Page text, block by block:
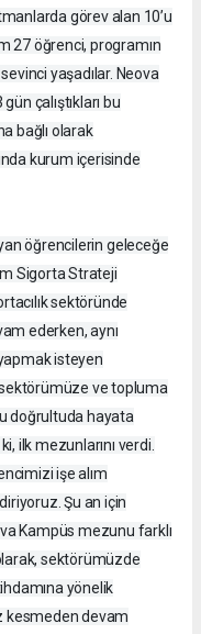
görev alan 10’u
27 öğrenci, programın
yaşadılar. Neova
çalıştıkları bu
bağlı olarak
kurum içerisinde
öğrencilerin geleceğe
Sigorta Strateji
sektöründe
ederken, aynı
isteyen
ve topluma
doğrultuda hayata
ilk mezunlarını verdi.
işe alım
Şu an için
Kampüs mezunu farklı
sektörümüzde
yönelik
kesmeden devam